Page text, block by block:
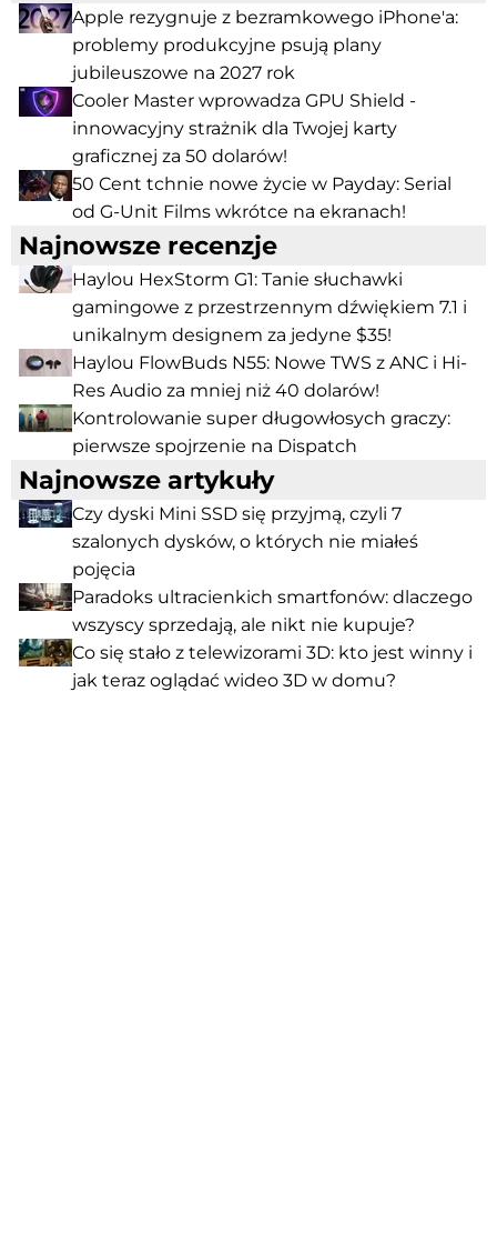
Apple rezygnuje z bezramkowego iPhone'a:
problemy produkcyjne psują plany
jubileuszowe na 2027 rok
Cooler Master wprowadza GPU Shield -
innowacyjny strażnik dla Twojej karty
graficznej za 50 dolarów!
50 Cent tchnie nowe życie w Payday: Serial
od G-Unit Films wkrótce na ekranach!
Najnowsze recenzje
Haylou HexStorm G1: Tanie słuchawki
gamingowe z przestrzennym dźwiękiem 7.1 i
unikalnym designem za jedyne $35!
Haylou FlowBuds N55: Nowe TWS z ANC i Hi-
Res Audio za mniej niż 40 dolarów!
Kontrolowanie super długowłosych graczy:
pierwsze spojrzenie na Dispatch
Najnowsze artykuły
Czy dyski Mini SSD się przyjmą, czyli 7
szalonych dysków, o których nie miałeś
pojęcia
Paradoks ultracienkich smartfonów: dlaczego
wszyscy sprzedają, ale nikt nie kupuje?
Co się stało z telewizorami 3D: kto jest winny i
jak teraz oglądać wideo 3D w domu?